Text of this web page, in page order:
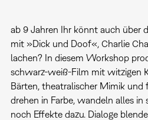
ab 9 Jahren Ihr könnt auch über
mit »Dick und Doof«, Charlie
lachen? In diesem Workshop
schwarz-weiß-Film mit witzigen
Bärten, theatralischer Mimik und
drehen in Farbe, wandeln alles
noch Effekte dazu. Dialoge